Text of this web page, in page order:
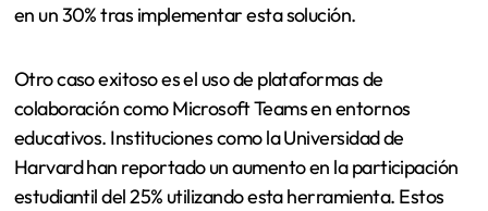
en un 30% tras implementar esta solución.
Otro caso exitoso es el uso de plataformas de
colaboración como Microsoft Teams en entornos
educativos. Instituciones como la Universidad de
Harvard han reportado un aumento en la participación
estudiantil del 25% utilizando esta herramienta. Estos